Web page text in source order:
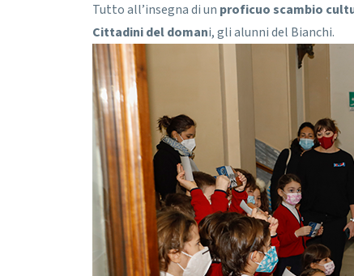
Tutto all’insegna di un proficuo scambio
Cittadini del domani, gli alunni del Bianchi.